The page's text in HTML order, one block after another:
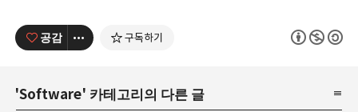
공감 구독하기
'Software' 카테고리의 다른 글